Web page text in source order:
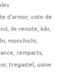
d'armor, cote de
, ile renote, kiki,
, monchichi,
, remparts,
, tregastel, usine